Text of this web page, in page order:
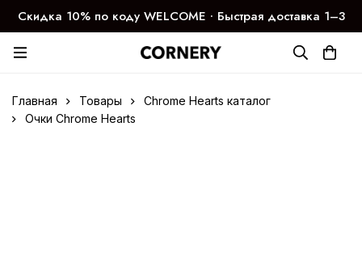
Скидка 10% по коду WELCOME ∙ Быстрая доставка 1–3
дня
Главная Товары
Chrome Hearts каталог
Очки Chrome Hearts